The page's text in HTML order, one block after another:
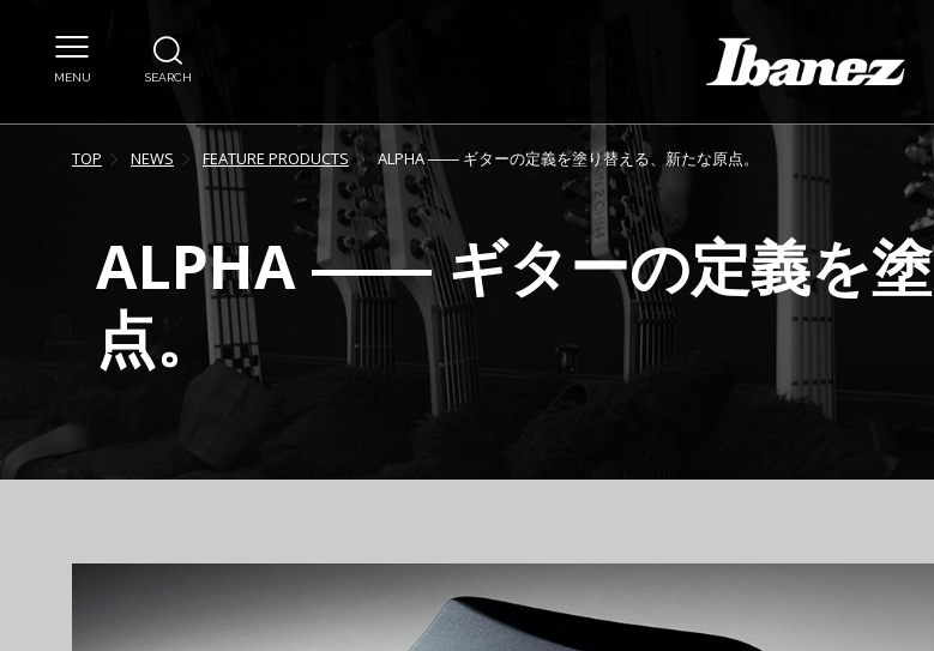
MENU SEARCH
TOP NEWS FEATURE PRODUCTS ALPHA ―― ギターの定義を塗り替える、新たな原点。
ALPHA ―― ギターの定義を
点。